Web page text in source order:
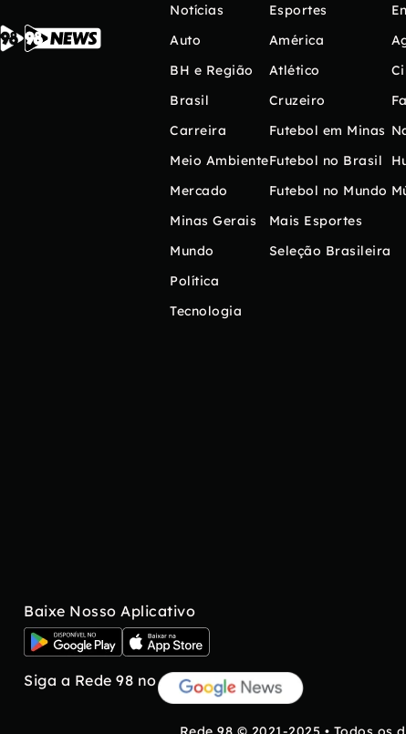
Notícias
Auto
BH e Região
Brasil
Carreira
Meio Ambiente
Mercado
Minas Gerais
Mundo
Política
Tecnologia
Esportes
América
Atlético
Cruzeiro
Futebol em Minas
Futebol no Brasil
Futebol no Mundo
Mais Esportes
Seleção Brasileira
Baixe Nosso Aplicativo
Siga a Rede 98 no